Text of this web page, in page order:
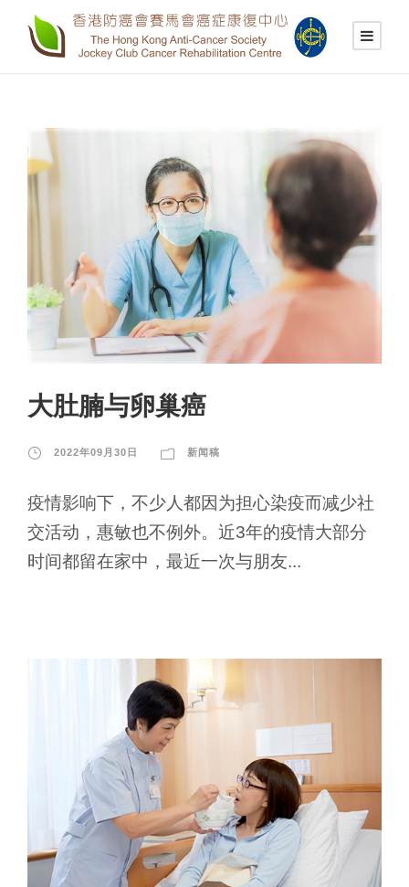
大肚腩与卵巢癌
2022年09月30日 新闻稿
疫情影响下，不少人都因为担心染疫而减少社
交活动，惠敏也不例外。近3年的疫情大部分
时间都留在家中，最近一次与朋友...